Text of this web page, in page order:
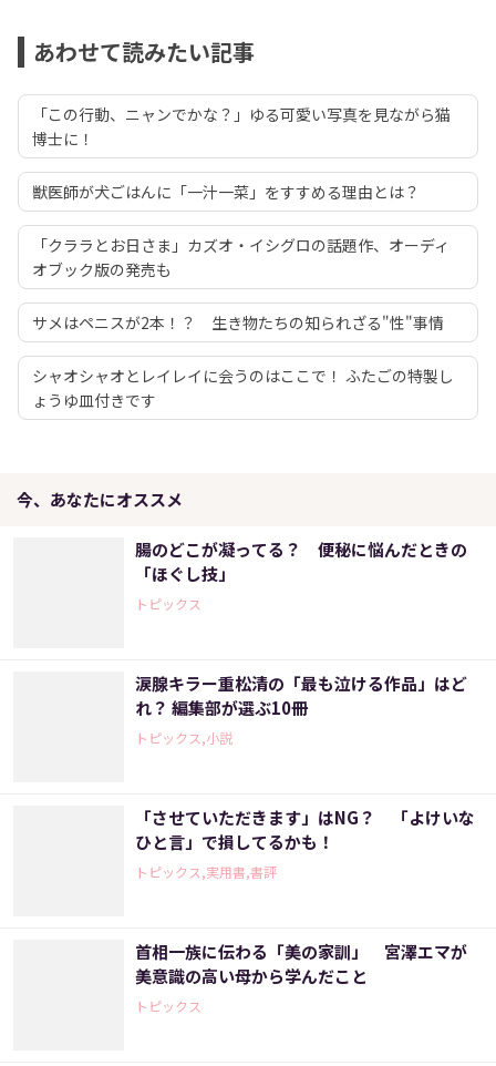
あわせて読みたい記事
「この行動、ニャンでかな？」ゆる可愛い写真を見ながら猫
博士に！
獣医師が犬ごはんに「一汁一菜」をすすめる理由とは？
「クララとお日さま」カズオ・イシグロの話題作、オーディ
オブック版の発売も
サメはペニスが2本！？ 生き物たちの知られざる"性"事情
シャオシャオとレイレイに会うのはここで！ ふたごの特製し
ょうゆ皿付きです
今、あなたにオススメ
腸のどこが凝ってる？ 便秘に悩んだときの
「ほぐし技」
トピックス
涙腺キラー重松清の「最も泣ける作品」はど
れ？ 編集部が選ぶ10冊
トピックス,小説
「させていただきます」はNG？ 「よけいな
ひと言」で損してるかも！
トピックス,実用書,書評
首相一族に伝わる「美の家訓」 宮澤エマが
美意識の高い母から学んだこと
トピックス